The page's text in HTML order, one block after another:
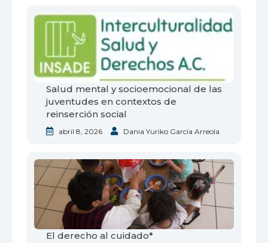
Salud mental y socioemocional de las
juventudes en contextos de
reinserción social
abril 8, 2026 Dania Yuriko García Arreola
El derecho al cuidado*